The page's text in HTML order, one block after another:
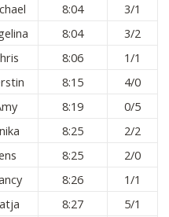
8:04
3/1
8:04
3/2
8:06
1/1
8:15
4/0
8:19
0/5
8:25
2/2
8:25
2/0
8:26
1/1
8:27
5/1